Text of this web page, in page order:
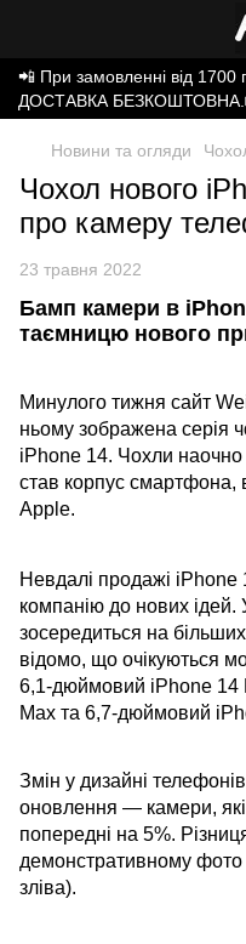
📲 При замовленні від 1700
ДОСТАВКА
Новини та огляди
Чохол нового
про камеру
23 травня 2022
Бамп камери в
таємницю нового
Минулого тижня сайт
ньому зображена серія
iPhone 14. Чохли наочно
став корпус смартфона,
Apple.
Невдалі продажі iPhone
компанію до нових ідей.
зосередиться на
відомо, що очікуються
6,1-дюймовий iPhone 14
Max та 6,7-дюймовий
Змін у дизайні
оновлення — камери,
попередні на 5%.
демонстративному
зліва).